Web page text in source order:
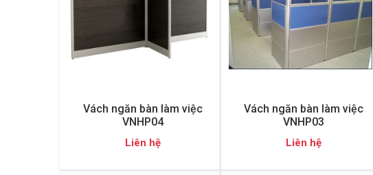
Vách ngăn bàn làm việc
VNHP04
Liên hệ
Vách ngăn bàn làm việc
VNHP03
Liên hệ